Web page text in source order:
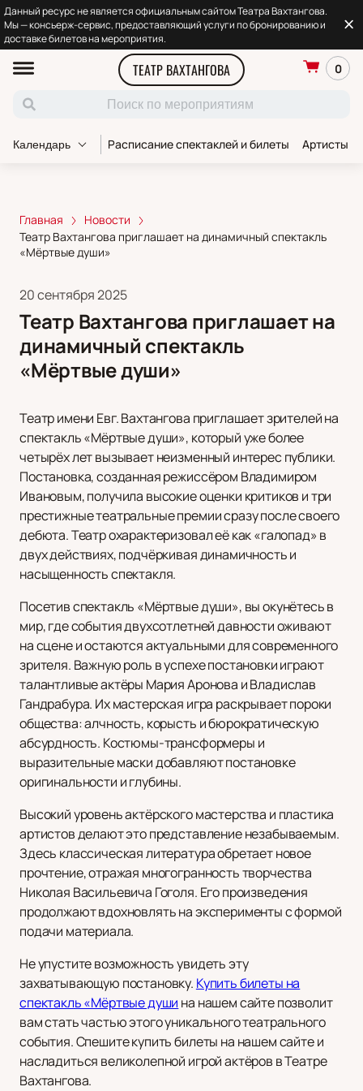
Данный ресурс не является официальным сайтом Театра Вахтангова.
Мы — консьерж-сервис, предоставляющий услуги по бронированию и
доставке билетов на мероприятия.
ТЕАТР ВАХТАНГОВА 0
Календарь Расписание спектаклей и билеты Артисты
Главная
Новости
Театр Вахтангова приглашает на динамичный спектакль
«Мёртвые души»
20 сентября 2025
Театр Вахтангова приглашает на
динамичный спектакль
«Мёртвые души»
Театр имени Евг. Вахтангова приглашает зрителей на
спектакль «Мёртвые души», который уже более
четырёх лет вызывает неизменный интерес публики.
Постановка, созданная режиссёром Владимиром
Ивановым, получила высокие оценки критиков и три
престижные театральные премии сразу после своего
дебюта. Театр охарактеризовал её как «галопад» в
двух действиях, подчёркивая динамичность и
насыщенность спектакля.
Посетив спектакль «Мёртвые души», вы окунётесь в
мир, где события двухсотлетней давности оживают
на сцене и остаются актуальными для современного
зрителя. Важную роль в успехе постановки играют
талантливые актёры Мария Аронова и Владислав
Гандрабура. Их мастерская игра раскрывает пороки
общества: алчность, корысть и бюрократическую
абсурдность. Костюмы-трансформеры и
выразительные маски добавляют постановке
оригинальности и глубины.
Высокий уровень актёрского мастерства и пластика
артистов делают это представление незабываемым.
Здесь классическая литература обретает новое
прочтение, отражая многогранность творчества
Николая Васильевича Гоголя. Его произведения
продолжают вдохновлять на эксперименты с формой
подачи материала.
Не упустите возможность увидеть эту
захватывающую постановку. Купить билеты на
спектакль «Мёртвые души на нашем сайте позволит
вам стать частью этого уникального театрального
события. Спешите купить билеты на нашем сайте и
насладиться великолепной игрой актёров в Театре
Вахтангова.